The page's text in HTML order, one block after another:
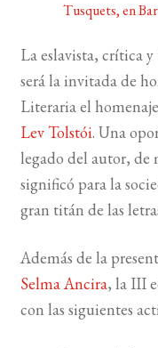
Tusquets, en
La eslavista, crítica
será la invitada de
Literaria el
Lev Tolstói. Una
legado del autor, de
significó para la
gran titán de las
Además de la
Selma Ancira, la III
con las siguientes